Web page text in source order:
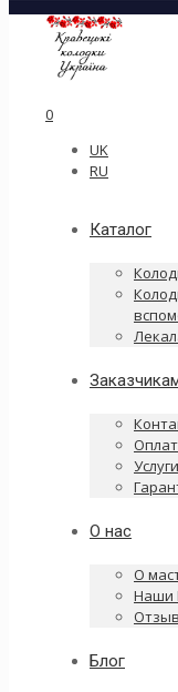
0
UK
RU
Каталог
Услуги
О нас
О
Наши
Блог